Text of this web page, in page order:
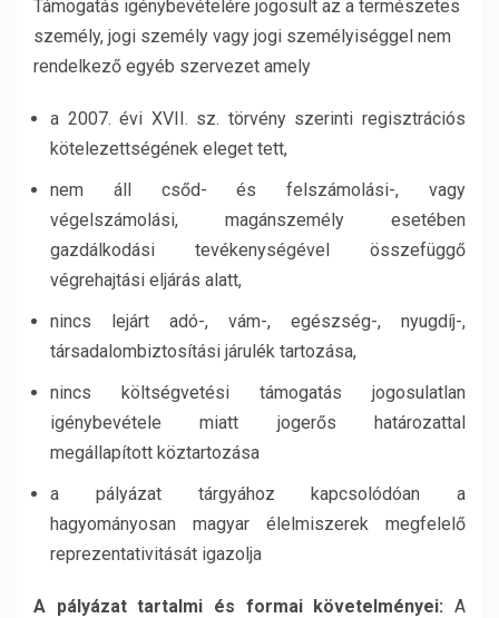
Támogatás igénybevételére jogosult az a természetes
személy, jogi személy vagy jogi személyiséggel nem
rendelkező egyéb szervezet amely
a 2007. évi XVII. sz. törvény szerinti regisztrációs
kötelezettségének eleget tett,
nem áll csőd- és felszámolási-, vagy
végelszámolási, magánszemély esetében
gazdálkodási tevékenységével összefüggő
végrehajtási eljárás alatt,
nincs lejárt adó-, vám-, egészség-, nyugdíj-,
társadalombiztosítási járulék tartozása,
nincs költségvetési támogatás jogosulatlan
igénybevétele miatt jogerős határozattal
megállapított köztartozása
a pályázat tárgyához kapcsolódóan a
hagyományosan magyar élelmiszerek megfelelő
reprezentativitását igazolja
A pályázat tartalmi és formai követelményei: A